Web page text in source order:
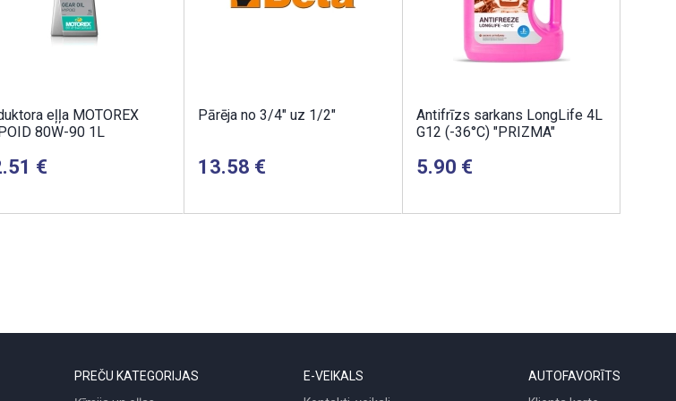
eļļa MOTOREX
80W-90 1L
Pārēja no 3/4" uz 1/2"
13.58
Antifrīzs sarkans LongLife 4L
G12 (-36°C) "PRIZMA"
5.90
PREČU KATEGORIJAS
E-VEIKALS
AUTOFAVORĪTS